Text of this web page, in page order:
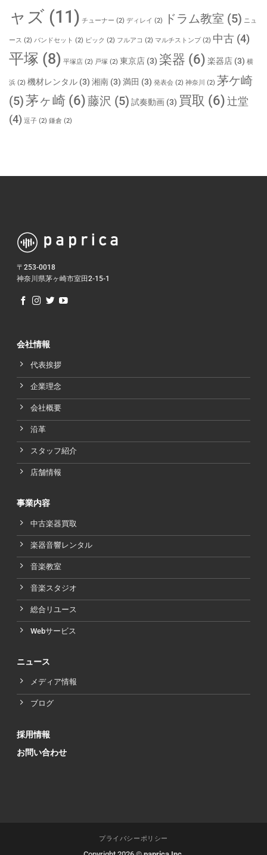
ャズ (11) チューナー (2) ディレイ (2) ドラム教室 (5) ニュ
ース (2) バンドセット (2) ピック (2) フルアコ (2) マルチストンプ(2) 中古 (4)
平塚 (8) 平塚店 (2) 戸塚 (2) 東京店 (3) 楽器 (6) 楽器店 (3) 横
浜 (2) 機材レンタル (3) 湘南 (3) 満田 (3) 発表会 (2) 神奈川 (2) 茅ケ崎
(5)茅ヶ崎 (6)藤沢 (5) 試奏動画 (3) 買取 (6) 辻堂
(4) 逗子 (2) 鎌倉 (2)
〒253-0018
神奈川県茅ヶ崎市室田2-15-1
会社情報
代表挨拶
企業理念
会社概要
沿革
スタッフ紹介
店舗情報
事業内容
中古楽器買取
楽器音響レンタル
音楽教室
音楽スタジオ
総合リユース
Webサービス
ニュース
メディア情報
ブログ
採用情報
お問い合わせ
プライバシーポリシー